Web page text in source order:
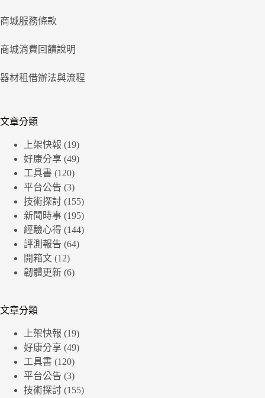
商城服務條款
商城消費回饋說明
器材租借辦法與流程
文章分類
上架快報 (19)
好康分享 (49)
工具書 (120)
平台公告 (3)
技術探討 (155)
新聞時事 (195)
經驗心得 (144)
評測報告 (64)
開箱文 (12)
韌體更新 (6)
文章分類
上架快報 (19)
好康分享 (49)
工具書 (120)
平台公告 (3)
技術探討 (155)